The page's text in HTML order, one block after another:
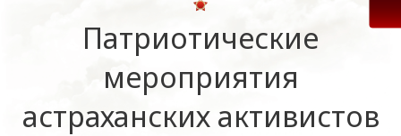
Патриотические
мероприятия
астраханских активистов